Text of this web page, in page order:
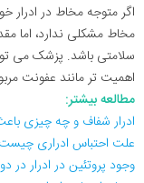
اگر متوجه مخاط در
مخاط مشکلی ندارد، اما
سلامتی باشد. پزشک می
اهمیت تر مانند عفونت
مطالعه بیشتر:
ادرار شفاف و چه چیزی
علت احتباس ادراری
وجود پروتئین در ادرار در